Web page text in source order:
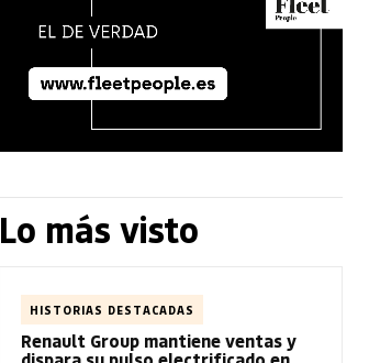
Lo más visto
HISTORIAS DESTACADAS
Renault Group mantiene ventas y